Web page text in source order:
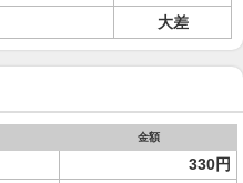
大差
金額
330円